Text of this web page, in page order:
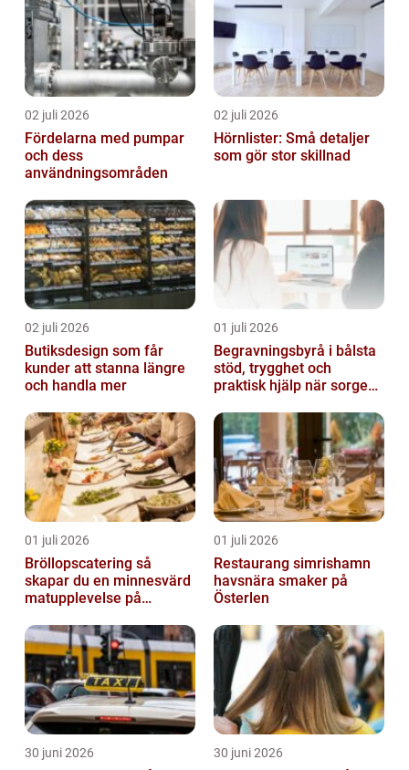
02 juli 2026
Fördelarna med pumpar
och dess
användningsområden
02 juli 2026
Hörnlister: Små detaljer
som gör stor skillnad
02 juli 2026
Butiksdesign som får
kunder att stanna längre
och handla mer
01 juli 2026
Begravningsbyrå i bålsta
stöd, trygghet och
praktisk hjälp när sorgen
01 juli 2026
Bröllopscatering så
skapar du en minnesvärd
matupplevelse på
01 juli 2026
Restaurang simrishamn
havsnära smaker på
Österlen
30 juni 2026 30 juni 2026